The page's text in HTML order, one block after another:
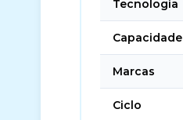
Tecnologia
Capacidade
Marcas
Ciclo